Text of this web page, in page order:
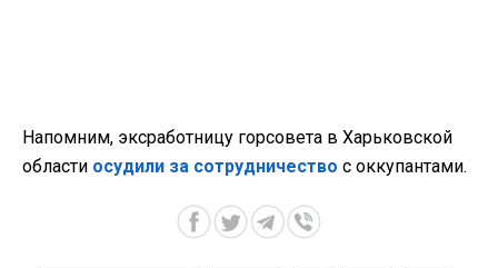
Напомним, эксработницу горсовета в Харьковской
области осудили за сотрудничество с оккупантами.